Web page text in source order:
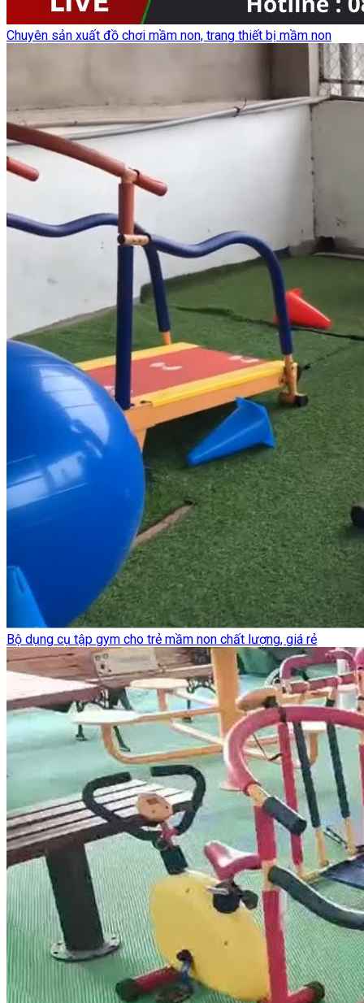
Chuyên sản xuất đồ chơi mầm non, trang thiết bị mầm non
Bộ dụng cụ tập gym cho trẻ mầm non chất lượng, giá rẻ